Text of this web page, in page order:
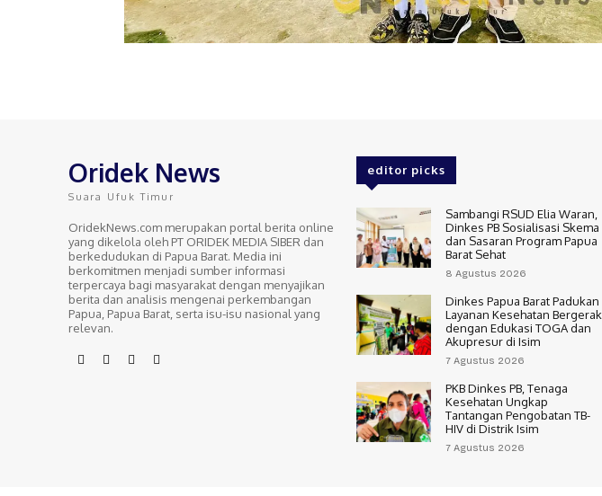
Oridek News
Suara Ufuk Timur
OridekNews.com merupakan portal berita online
yang dikelola oleh PT ORIDEK MEDIA SIBER dan
berkedudukan di Papua Barat. Media ini
berkomitmen menjadi sumber informasi
terpercaya bagi masyarakat dengan menyajikan
berita dan analisis mengenai perkembangan
Papua, Papua Barat, serta isu-isu nasional yang
relevan.
editor picks
Sambangi RSUD Elia Waran,
Dinkes PB Sosialisasi Skema
dan Sasaran Program Papua
Barat Sehat
8 Agustus 2026
Dinkes Papua Barat Padukan
Layanan Kesehatan Bergerak
dengan Edukasi TOGA dan
Akupresur di Isim
7 Agustus 2026
PKB Dinkes PB, Tenaga
Kesehatan Ungkap
Tantangan Pengobatan TB-
HIV di Distrik Isim
7 Agustus 2026